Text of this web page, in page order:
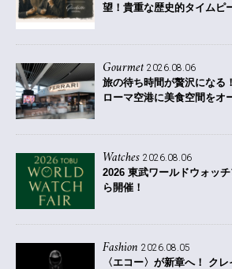
望！貴重な歴史的タイムピ
Gourmet 2026.08.06
旅の待ち時間が贅沢になる
ローマ空港に美食空間をオ
Watches 2026.08.06
2026 東武ワールドウォッ
ら開催！
Fashion 2026.08.05
〈エコー〉が新章へ！ ク